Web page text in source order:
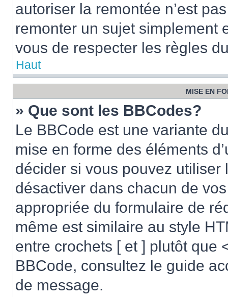
autoriser la remontée n’est
remonter un sujet simplement
vous de respecter les règles
Haut
MISE EN
» Que sont les BBCodes?
Le BBCode est une variante
mise en forme des éléments
décider si vous pouvez
désactiver dans chacun de
appropriée du formulaire de
même est similaire au style
entre crochets [ et ] plutôt que
BBCode, consultez le guide
de message.